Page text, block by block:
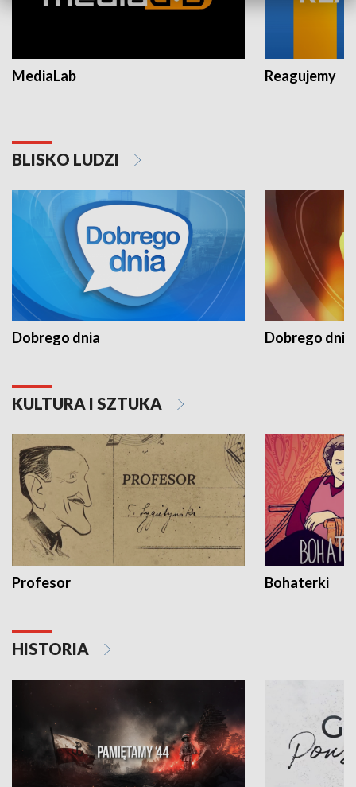
MediaLab Reagujemy
BLISKO LUDZI
Dobrego dnia Dobrego dnia
KULTURA I SZTUKA
Profesor Bohaterki
HISTORIA